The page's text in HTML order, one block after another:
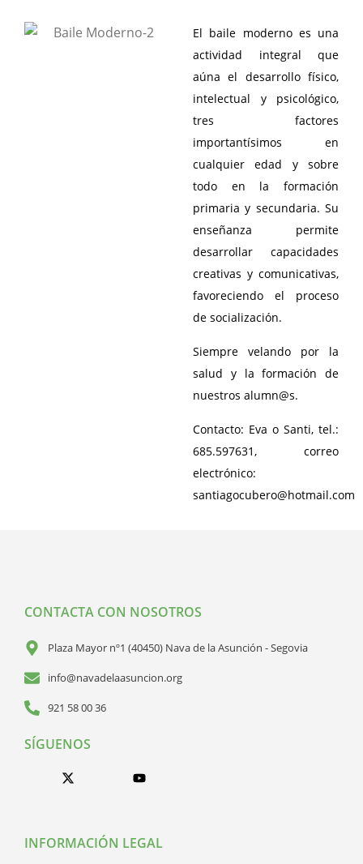
El baile moderno es una
actividad integral que
aúna el desarrollo físico,
intelectual y psicológico,
tres factores
importantísimos en
cualquier edad y sobre
todo en la formación
primaria y secundaria. Su
enseñanza permite
desarrollar capacidades
creativas y comunicativas,
favoreciendo el proceso
de socialización.
Siempre velando por la
salud y la formación de
nuestros alumn@s.
Contacto: Eva o Santi, tel.:
685.597631, correo
electrónico:
santiagocubero@hotmail.com
CONTACTA CON NOSOTROS
Plaza Mayor nº1 (40450) Nava de la Asunción - Segovia
info@navadelaasuncion.org
921 58 00 36
SÍGUENOS
INFORMACIÓN LEGAL